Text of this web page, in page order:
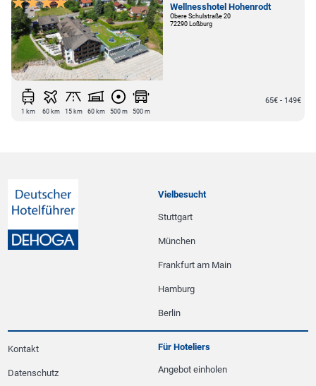
Wellnesshotel Hohenrodt
Obere Schulstraße 20
72290 Loßburg
1 km 60 km 15 km 60 km 500 m 500 m
65€ - 149€
Vielbesucht
Stuttgart
München
Frankfurt am Main
Hamburg
Berlin
Kontakt
Datenschutz
Für Hoteliers
Angebot einholen